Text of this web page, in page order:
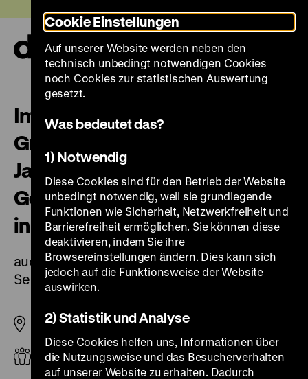
zum
Seiteninhalt
springen
Interaktiver Workshop für
Grundschulklassen der
Jahrgangsstufen 1–6 „Objekte.
Geschichte. Geschichten. Blick
in die Sammlung“
auch für Schulen mit Förderschwerpunkt
Sehen, Hören oder Lernschwierigkeiten
Pei-Bau
Barrierefrei, Grundschule
Cookie Einstellungen
Auf unserer Website werden neben den
technisch unbedingt notwendigen Cookies
noch Cookies zur statistischen Auswertung
gesetzt.
Was bedeutet das?
1) Notwendig
Diese Cookies sind für den Betrieb der Website
unbedingt notwendig, weil sie grundlegende
Funktionen wie Sicherheit, Netzwerkfreiheit und
Barrierefreiheit ermöglichen. Sie können diese
deaktivieren, indem Sie ihre
Browsereinstellungen ändern. Dies kann sich
jedoch auf die Funktionsweise der Website
auswirken.
2) Statistik und Analyse
Diese Cookies helfen uns, Informationen über
die Nutzungsweise und das Besucherverhalten
auf unserer Website zu erhalten. Dadurch